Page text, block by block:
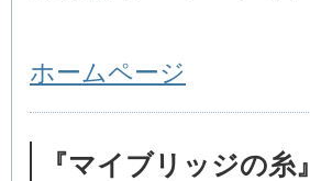
ホームページ
『マイブリッジの糸』